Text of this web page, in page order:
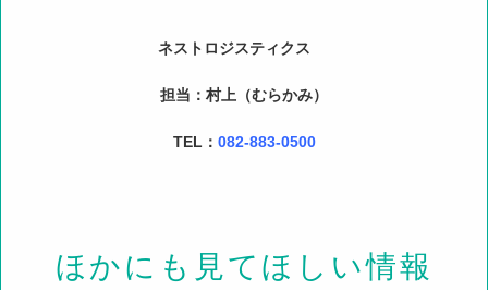
ネストロジスティクス
担当：村上（むらかみ）
TEL： 082-883-0500
ほかにも見てほしい情報